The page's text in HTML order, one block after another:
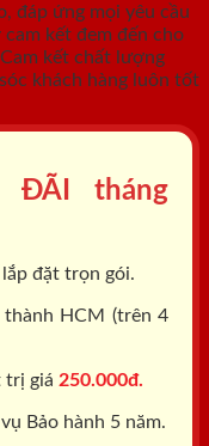
đáp ứng mọi yêu cầu
cam kết đem đến cho
kết chất lượng
khách hàng luôn tốt
ĐÃI tháng
đặt trọn gói.
thành HCM (trên 4
trị giá 250.000đ.
Bảo hành 5 năm.